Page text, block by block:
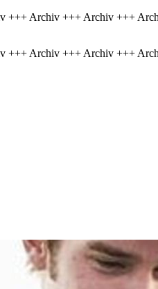
Archiv +++ Archiv +++
Archiv +++ Archiv +++